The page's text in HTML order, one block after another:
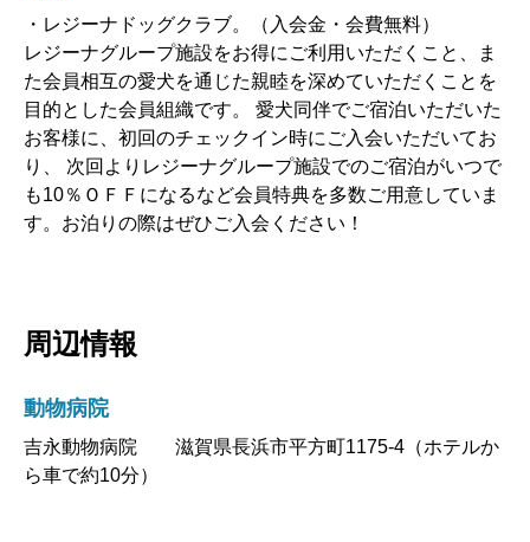
・レジーナドッグクラブ。（入会金・会費無料）
レジーナグループ施設をお得にご利用いただくこと、ま
た会員相互の愛犬を通じた親睦を深めていただくことを
目的とした会員組織です。 愛犬同伴でご宿泊いただいた
お客様に、初回のチェックイン時にご入会いただいてお
り、 次回よりレジーナグループ施設でのご宿泊がいつで
も10％ＯＦＦになるなど会員特典を多数ご用意していま
す。お泊りの際はぜひご入会ください！
周辺情報
動物病院
吉永動物病院 滋賀県長浜市平方町1175-4（ホテルか
ら車で約10分）